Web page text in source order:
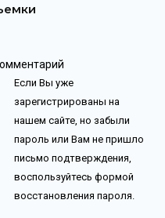
Если Вы уже
зарегистрированы на
нашем сайте, но забыли
пароль или Вам не пришло
письмо подтверждения,
воспользуйтесь формой
восстановления пароля.